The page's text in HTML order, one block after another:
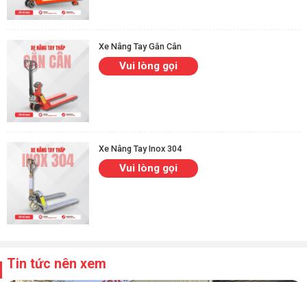
Xe Nâng Tay Gắn Cân
Vui lòng gọi
Xe Nâng Tay Inox 304
Vui lòng gọi
Tin tức nên xem